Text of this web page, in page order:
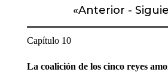
«Anterior -
Capítulo 10
La coalición de los cinco reyes